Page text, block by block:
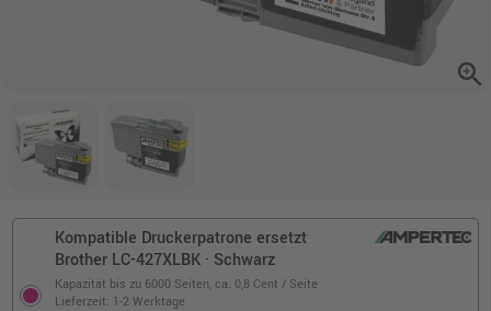
zoom_in
Kompatible Druckerpatrone ersetzt
Brother LC-427XLBK · Schwarz
Kapazität bis zu 6000 Seiten, ca. 0,8 Cent / Seite
Lieferzeit: 1-2 Werktage